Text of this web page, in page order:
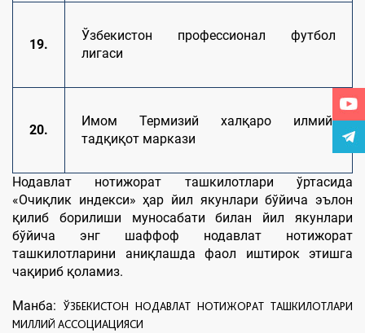
19.
Ўзбекистон профессионал футбол
лигаси
20.
Имом Термизий халқаро илмий-
тадқиқот маркази
Нодавлат нотижорат ташкилотлари ўртасида
«Очиқлик индекси» ҳар йил якунлари бўйича эълон
қилиб борилиши муносабати билан йил якунлари
бўйича энг шаффоф нодавлат нотижорат
ташкилотларини аниқлашда фаол иштирок этишга
чақириб қоламиз.
Манба: ЎЗБЕКИСТОН НОДАВЛАТ НОТИЖОРАТ ТАШКИЛОТЛАРИ
МИЛЛИЙ АССОЦИАЦИЯСИ